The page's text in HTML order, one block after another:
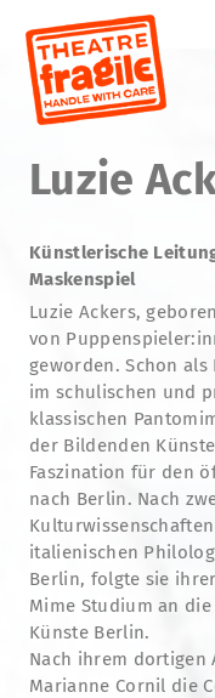
Luzie
Künstlerische
Maskenspiel
Luzie Ackers,
von
geworden. Schon
im schulischen und
klassischen
der Bildenden
Faszination für den
nach Berlin. Nach
italienischen
Berlin, folgte sie
Mime Studium an
Künste Berlin.
Nach ihrem dortigen
Marianne Cornil die